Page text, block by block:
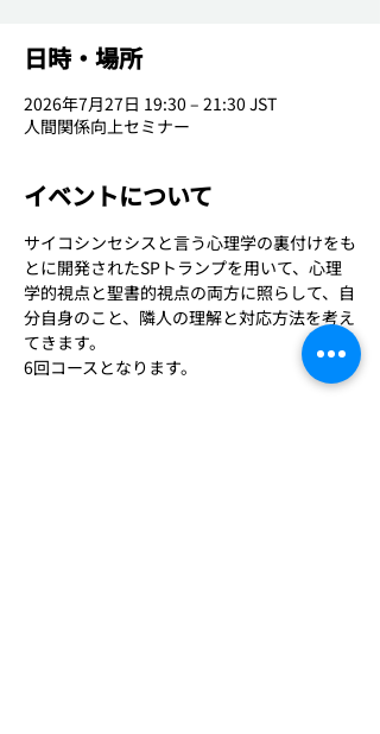
日時・場所
2026年7月27日 19:30 – 21:30 JST
人間関係向上セミナー
イベントについて
サイコシンセシスと言う心理学の裏付けをも
とに開発されたSPトランプを用いて、心理
学的視点と聖書的視点の両方に照らして、自
分自身のこと、隣人の理解と対応方法を考え
てきます。
6回コースとなります。